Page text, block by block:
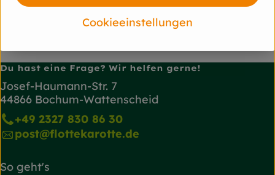
Du hast eine Frage? Wir helfen gerne!
Josef-Haumann-Str. 7
44866 Bochum-Wattenscheid
+49 2327 830 86 30
post@flottekarotte.de
So geht's
Cookieeinstellungen